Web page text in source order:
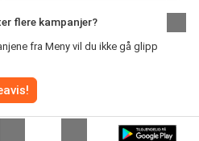
flere kampanjer?
fra Meny vil du ikke gå glipp
© Kundeavisogtilbud.no 2026 |
betingelser
informasjonskapsler